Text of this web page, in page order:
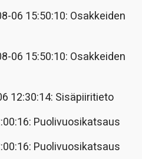
06 15:50:10: Osakkeiden
06 15:50:10: Osakkeiden
12:30:14: Sisäpiiritieto
Puolivuosikatsaus
Puolivuosikatsaus